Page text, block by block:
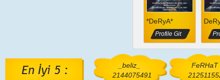
*DeRyA*
Profile Git
_beliz_
2144075491
FeRHaT